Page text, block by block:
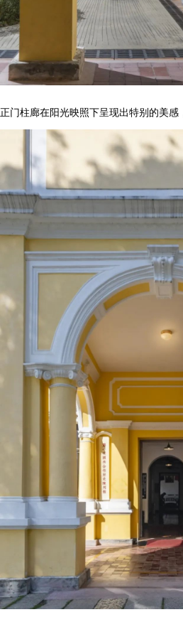
正门柱廊在阳光映照下呈现出特别的美感